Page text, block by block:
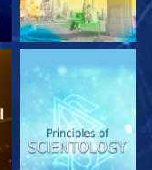
SERIE
ENTDECKEN